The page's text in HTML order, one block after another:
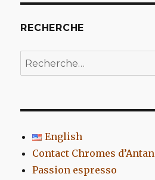
RECHERCHE
Recherche
pour
English
Contact Chromes d’Antan
Passion espresso